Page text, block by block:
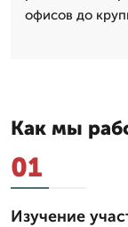
офисов до
Как мы
01
Изучение